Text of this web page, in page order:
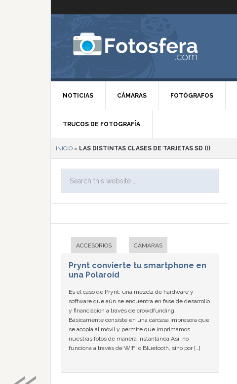
NOTICIAS CÁMARAS FOTÓGRAFOS
TRUCOS DE FOTOGRAFÍA
INICIO » LAS DISTINTAS CLASES DE TARJETAS SD (I)
ACCESORIOS CÁMARAS
Prynt convierte tu smartphone en
una Polaroid
Es el caso de Prynt, una mezcla de hardware y
software que aún se encuentra en fase de desarrollo
y financiación a través de crowdfunding.
Básicamente consiste en una carcasa impresora que
se acopla al móvil y permite que imprimamos
nuestras fotos de manera instantánea.Así, no
funciona a través de WIFI o Bluetooth, sino por […]